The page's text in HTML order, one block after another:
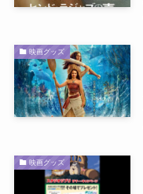
映画グッズ
映画グッズ